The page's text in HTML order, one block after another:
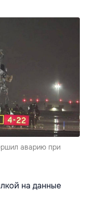
аварию при
на данные